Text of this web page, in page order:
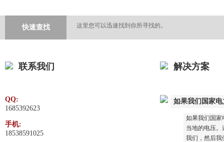
快速查找 这里您可以迅速找到你所寻找的。
联系我们
QQ:
1685392623
手机:
18538591025
解决方案
如果我们国家
如果我们国家
当地的电压。
我们，然后我